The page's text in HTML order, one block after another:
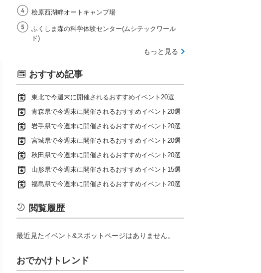
桧原西湖畔オートキャンプ場
ふくしま森の科学体験センター(ムシテックワール
ド)
もっと見る
おすすめ記事
東北で今週末に開催されるおすすめイベント20選
青森県で今週末に開催されるおすすめイベント20選
岩手県で今週末に開催されるおすすめイベント20選
宮城県で今週末に開催されるおすすめイベント20選
秋田県で今週末に開催されるおすすめイベント20選
山形県で今週末に開催されるおすすめイベント15選
福島県で今週末に開催されるおすすめイベント20選
閲覧履歴
最近見たイベント&スポットページはありません。
おでかけトレンド